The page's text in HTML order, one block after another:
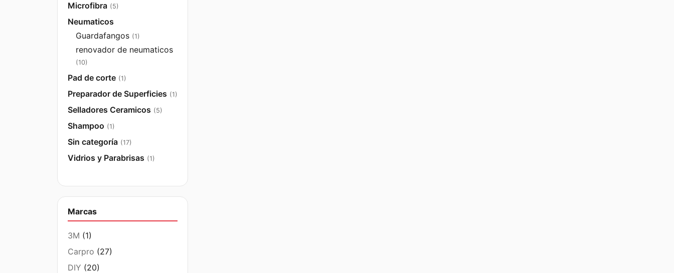
Microfibra (5)
Neumaticos
Guardafangos (1)
renovador de neumaticos
(10)
Pad de corte (1)
Preparador de Superficies (1)
Selladores Ceramicos (5)
Shampoo (1)
Sin categoría (17)
Vidrios y Parabrisas (1)
Marcas
3M (1)
Carpro (27)
DIY (20)